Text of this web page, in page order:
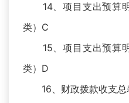
14、项目支出预算明
类）C
15、项目支出预算明
类）D
16、财政拨款收支总